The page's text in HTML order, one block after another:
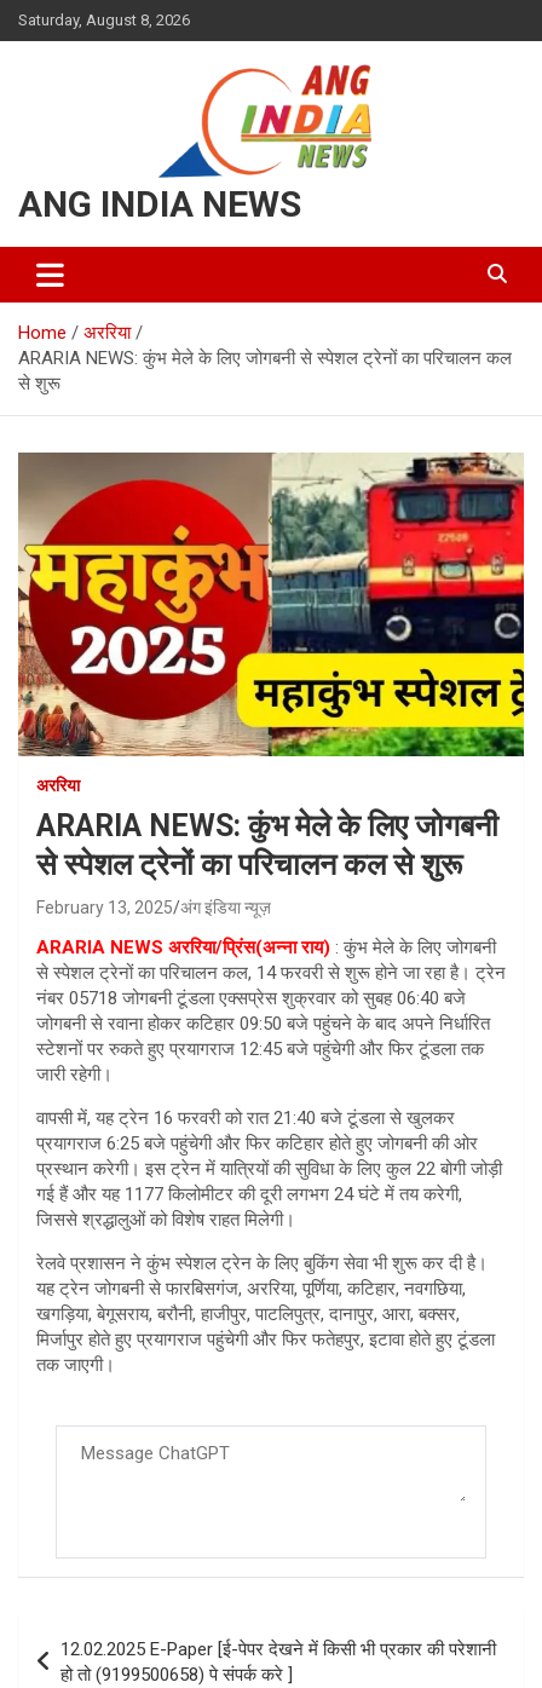
Skip
to
Saturday, August 8, 2026
ANG INDIA NEWS
Home
अररिया
ARARIA NEWS: कुंभ मेले के लिए जोगबनी से स्पेशल ट्रेनों का परिचालन कल
से शुरू
अररिया
ARARIA NEWS: कुंभ मेले के लिए जोगबनी
से स्पेशल ट्रेनों का परिचालन कल से शुरू
February 13, 2025 अंग इंडिया न्यूज़
ARARIA NEWS अररिया/प्रिंस(अन्ना राय) : कुंभ मेले के लिए जोगबनी
से स्पेशल ट्रेनों का परिचालन कल, 14 फरवरी से शुरू होने जा रहा है। ट्रेन
नंबर 05718 जोगबनी टूंडला एक्सप्रेस शुक्रवार को सुबह 06:40 बजे
जोगबनी से रवाना होकर कटिहार 09:50 बजे पहुंचने के बाद अपने निर्धारित
स्टेशनों पर रुकते हुए प्रयागराज 12:45 बजे पहुंचेगी और फिर टूंडला तक
जारी रहेगी।
वापसी में, यह ट्रेन 16 फरवरी को रात 21:40 बजे टूंडला से खुलकर
प्रयागराज 6:25 बजे पहुंचेगी और फिर कटिहार होते हुए जोगबनी की ओर
प्रस्थान करेगी। इस ट्रेन में यात्रियों की सुविधा के लिए कुल 22 बोगी जोड़ी
गई हैं और यह 1177 किलोमीटर की दूरी लगभग 24 घंटे में तय करेगी,
जिससे श्रद्धालुओं को विशेष राहत मिलेगी।
रेलवे प्रशासन ने कुंभ स्पेशल ट्रेन के लिए बुकिंग सेवा भी शुरू कर दी है।
यह ट्रेन जोगबनी से फारबिसगंज, अररिया, पूर्णिया, कटिहार, नवगछिया,
खगड़िया, बेगूसराय, बरौनी, हाजीपुर, पाटलिपुत्र, दानापुर, आरा, बक्सर,
मिर्जापुर होते हुए प्रयागराज पहुंचेगी और फिर फतेहपुर, इटावा होते हुए टूंडला
तक जाएगी।
navigation
12.02.2025 E-Paper [ई-पेपर देखने में किसी भी प्रकार की परेशानी
हो तो (9199500658) पे संपर्क करे ]